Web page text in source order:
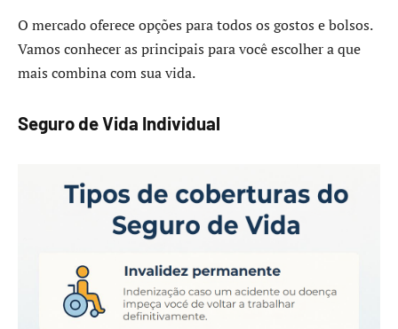
O mercado oferece opções para todos os gostos e bolsos.
Vamos conhecer as principais para você escolher a que
mais combina com sua vida.
Seguro de Vida Individual